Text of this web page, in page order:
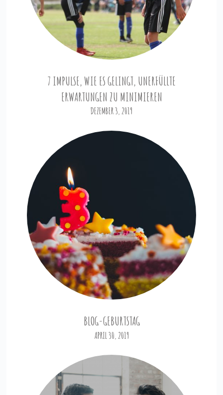
7 IMPULSE, WIE ES GELINGT, UNERFÜLLTE
ERWARTUNGEN ZU MINIMIEREN
DEZEMBER 3, 2019
BLOG-GEBURTSTAG
APRIL 30, 2019